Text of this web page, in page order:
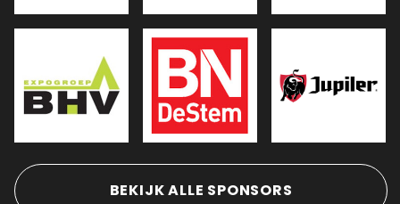
BEKIJK ALLE SPONSORS